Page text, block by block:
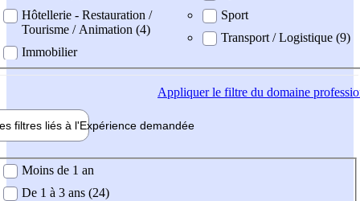
Hôtellerie - Restauration /
Tourisme / Animation (4)
Immobilier
Sport
Transport / Logistique (9)
Appliquerle filtre du domaine
filtres liés à l'Expérience demandée
demandée
Moins de 1 an
De 1 à 3 ans (24)